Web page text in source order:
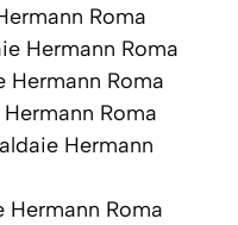
Roma
Hermann Roma
Hermann Roma
Roma
Hermann
Hermann Roma